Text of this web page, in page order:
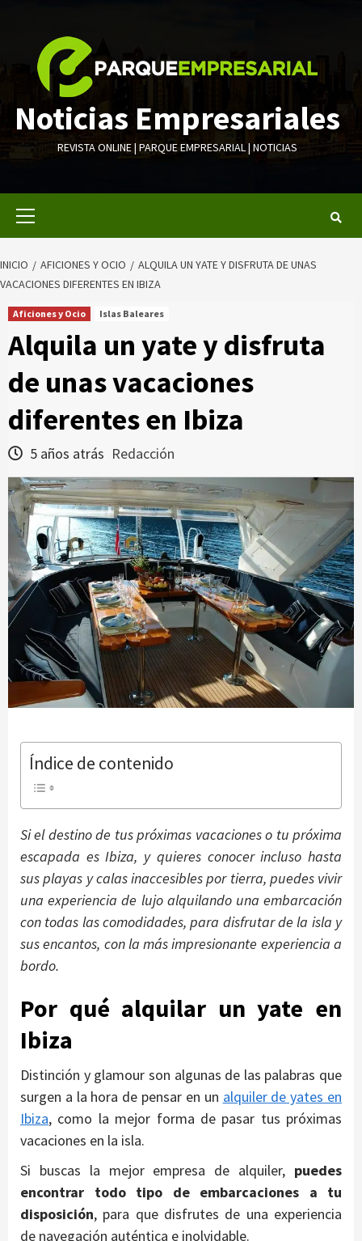
contenido
Noticias Empresariales
REVISTA ONLINE | PARQUE EMPRESARIAL | NOTICIAS
INICIO AFICIONES Y OCIO
ALQUILA UN YATE Y DISFRUTA DE UNAS
VACACIONES DIFERENTES EN IBIZA
Aficiones y Ocio Islas Baleares
Alquila un yate y disfruta
de unas vacaciones
diferentes en Ibiza
5 años atrás Redacción
Índice de contenido
Si el destino de tus próximas vacaciones o tu próxima
escapada es Ibiza, y quieres conocer incluso hasta
sus playas y calas inaccesibles por tierra, puedes vivir
una experiencia de lujo alquilando una embarcación
con todas las comodidades, para disfrutar de la isla y
sus encantos, con la más impresionante experiencia a
bordo.
Por qué alquilar un yate en
Ibiza
Distinción y glamour son algunas de las palabras que
surgen a la hora de pensar en un alquiler de yates en
Ibiza, como la mejor forma de pasar tus próximas
vacaciones en la isla.
Si buscas la mejor empresa de alquiler, puedes
encontrar todo tipo de embarcaciones a tu
disposición, para que disfrutes de una experiencia
de navegación auténtica e inolvidable.